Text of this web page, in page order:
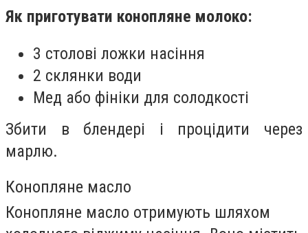
Як приготувати конопляне молоко:
3 столові ложки насіння
2 склянки води
Мед або фініки для солодкості
Збити в блендері і процідити через
марлю.
Конопляне масло
Конопляне масло отримують шляхом